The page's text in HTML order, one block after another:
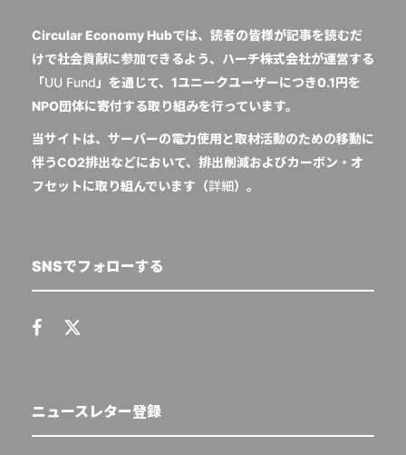
Circular Economy Hubでは、読者の皆様が記事を読むだ
けで社会貢献に参加できるよう、ハーチ株式会社が運営する
「UU Fund 」を通じて、1ユニークユーザーにつき0.1円を
NPO団体に寄付する取り組みを行っています。
当サイトは、サーバーの電力使用と取材活動のための移動に
伴うCO2排出などにおいて、排出削減およびカーボン・オ
フセットに取り組んでいます（詳細）。
SNSでフォローする
ニュースレター登録